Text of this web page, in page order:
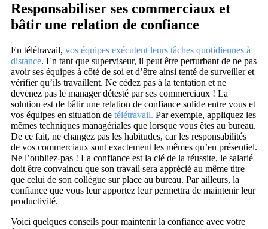
Responsabiliser ses commerciaux et
bâtir une relation de confiance
En télétravail, vos équipes exécutent leurs tâches quotidiennes à
distance. En tant que superviseur, il peut être perturbant de ne pas
avoir ses équipes à côté de soi et d’être ainsi tenté de surveiller et
vérifier qu’ils travaillent. Ne cédez pas à la tentation et ne
devenez pas le manager détesté par ses commerciaux ! La
solution est de bâtir une relation de confiance solide entre vous et
vos équipes en situation de télétravail. Par exemple, appliquez les
mêmes techniques managériales que lorsque vous êtes au bureau.
De ce fait, ne changez pas les habitudes, car les responsabilités
de vos commerciaux sont exactement les mêmes qu’en présentiel.
Ne l’oubliez-pas ! La confiance est la clé de la réussite, le salarié
doit être convaincu que son travail sera apprécié au même titre
que celui de son collègue sur place au bureau. Par ailleurs, la
confiance que vous leur apportez leur permettra de maintenir leur
productivité.
Voici quelques conseils pour maintenir la confiance avec votre